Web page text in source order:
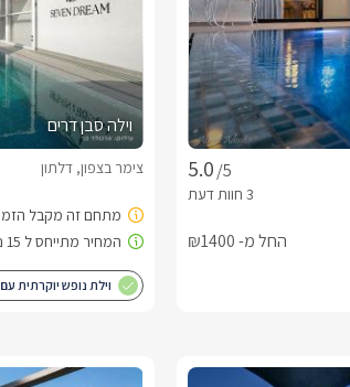
/5
החל מ- ₪1400
וילה סבן דרים
צימר בצפון, דלתון
וילת נופש יוקרתית עם 5 חדרי שינה